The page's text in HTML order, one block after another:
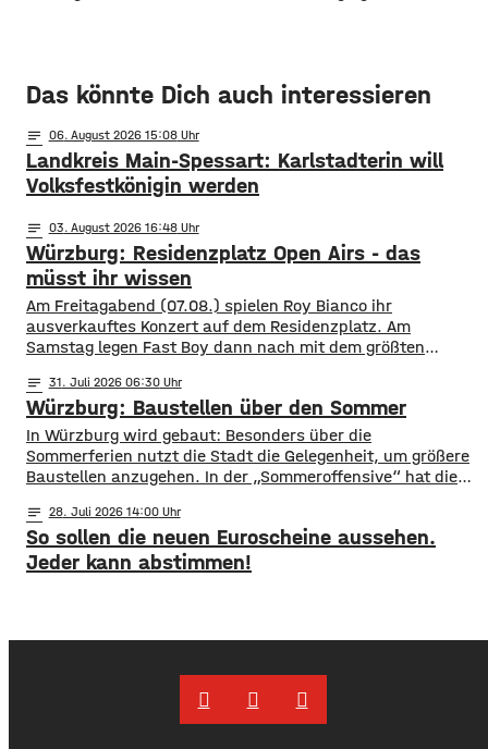
Das könnte Dich auch interessieren
notes 06. August 2026 15:08
Landkreis Main-Spessart: Karlstadterin will
Volksfestkönigin werden
notes 03. August 2026 16:48
Würzburg: Residenzplatz Open Airs - das
müsst ihr wissen
Am Freitagabend (07.08.) spielen Roy Bianco ihr
ausverkauftes Konzert auf dem Residenzplatz. Am
Samstag legen Fast Boy dann nach mit dem größten
Konzertwochenende wissen müsst, gibt es hier.
Straßensperrungen: vom 07.08. 6 Uhr bis 09.08. 5 Uhr
Rennweg vollständig gesperrt Balthasar-Neumann-
Promenade zwischen den Einmündungen Neubau- und
Theaterstraße
notes 31. Juli 2026 06:30
Würzburg: Baustellen über den Sommer
​​In Würzburg wird gebaut: Besonders über die
Sommerferien nutzt die Stadt die Gelegenheit, um größere
Baustellen anzugehen. In der „Sommeroffensive“ hat die
anderem die Sperrung der B27-Brücke bekanntgegeben.
Eine Übersicht über alle aktuellen Baustellen findet ihr
hier. ​Sperrung B27-Brücke ​Eine der größten
Einschränkungen wird für Autofahrer die Sperrung der B27-
notes 28. Juli 2026 14:00
So sollen die neuen Euroscheine aussehen.
Jeder kann abstimmen!